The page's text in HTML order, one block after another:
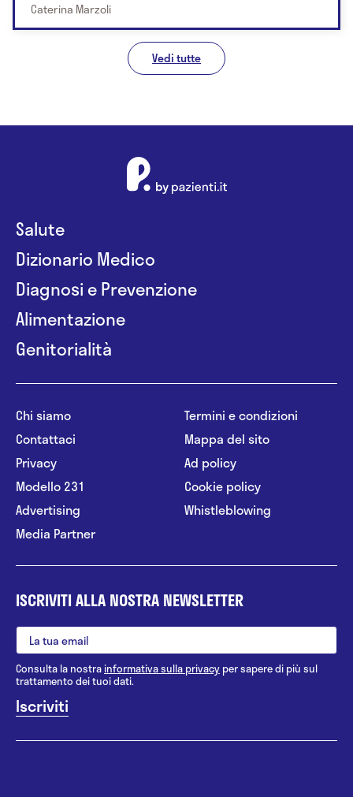
Caterina Marzoli
Vedi tutte
Salute
Dizionario Medico
Diagnosi e Prevenzione
Alimentazione
Genitorialità
Chi siamo
Contattaci
Privacy
Modello 231
Advertising
Media Partner
Termini e condizioni
Mappa del sito
Ad policy
Cookie policy
Whistleblowing
ISCRIVITI ALLA NOSTRA NEWSLETTER
Consulta la nostrainformativa sulla privacy per sapere di più sul
trattamento dei tuoi dati.